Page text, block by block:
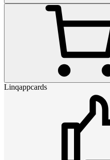
Linqappcards